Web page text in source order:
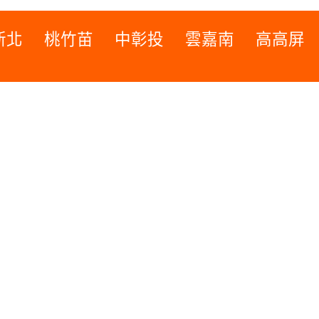
北 桃竹苗 中彰投 雲嘉南 高高屏